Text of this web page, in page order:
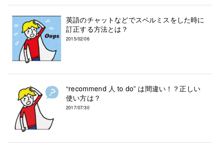
英語のチャットなどでスペルミスをした時に
訂正する方法とは？
2015/02/06
“recommend 人 to do” は間違い！？正しい
使い方は？
2017/07/30